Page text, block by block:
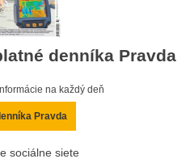
denníka Pravda
na každý deň
Pravda
sociálne siete